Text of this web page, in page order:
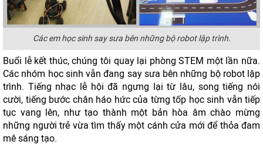
Các em học sinh say sưa bên những bộ robot lập trình.
Buổi lễ kết thúc, chúng tôi quay lại phòng STEM một lần nữa.
Các nhóm học sinh vẫn đang say sưa bên những bộ robot lập
trình. Tiếng nhạc lễ hội đã ngưng lại từ lâu, song tiếng nói
cười, tiếng bước chân háo hức của từng tốp học sinh vẫn tiếp
tục vang lên, như tạo thành một bản hòa âm chào mừng
những người trẻ vừa tìm thấy một cánh cửa mới để thỏa đam
mê sáng tạo.